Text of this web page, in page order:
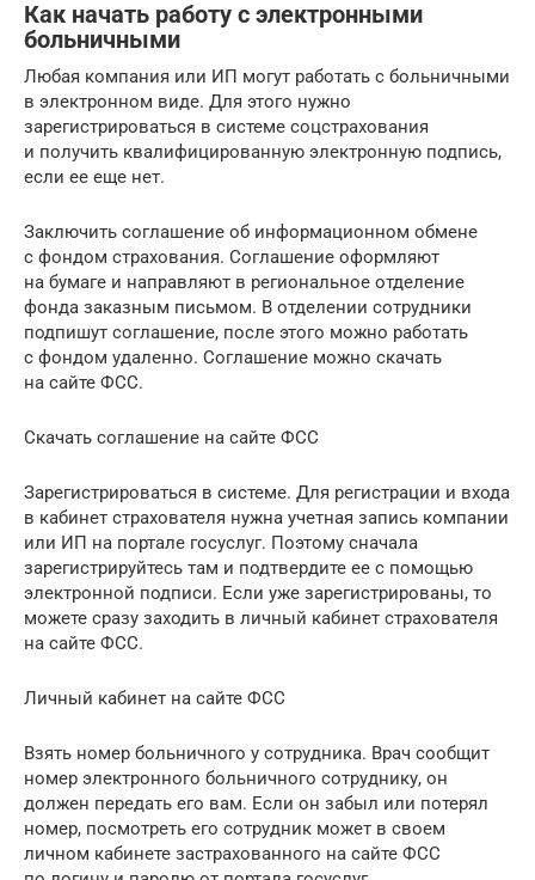
Как начать работу с электронными
больничными
Любая компания или ИП могут работать с больничными
в электронном виде. Для этого нужно
зарегистрироваться в системе соцстрахования
и получить квалифицированную электронную подпись,
если ее еще нет.
Заключить соглашение об информационном обмене
с фондом страхования. Соглашение оформляют
на бумаге и направляют в региональное отделение
фонда заказным письмом. В отделении сотрудники
подпишут соглашение, после этого можно работать
с фондом удаленно. Соглашение можно скачать
на сайте ФСС.
Скачать соглашение на сайте ФСС
Зарегистрироваться в системе. Для регистрации и входа
в кабинет страхователя нужна учетная запись компании
или ИП на портале госуслуг. Поэтому сначала
зарегистрируйтесь там и подтвердите ее с помощью
электронной подписи. Если уже зарегистрированы, то
можете сразу заходить в личный кабинет страхователя
на сайте ФСС.
Личный кабинет на сайте ФСС
Взять номер больничного у сотрудника. Врач сообщит
номер электронного больничного сотруднику, он
должен передать его вам. Если он забыл или потерял
номер, посмотреть его сотрудник может в своем
личном кабинете застрахованного на сайте ФСС